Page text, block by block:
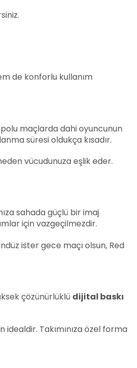
de konforlu kullanım
maçlarda dahi oyuncunun
süresi oldukça kısadır.
vücudunuza eşlik eder.
sahada güçlü bir imaj
için vazgeçilmezdir.
ister gece maçı olsun, Red
çözünürlüklü dijital baskı
idealdir. Takımınıza özel forma